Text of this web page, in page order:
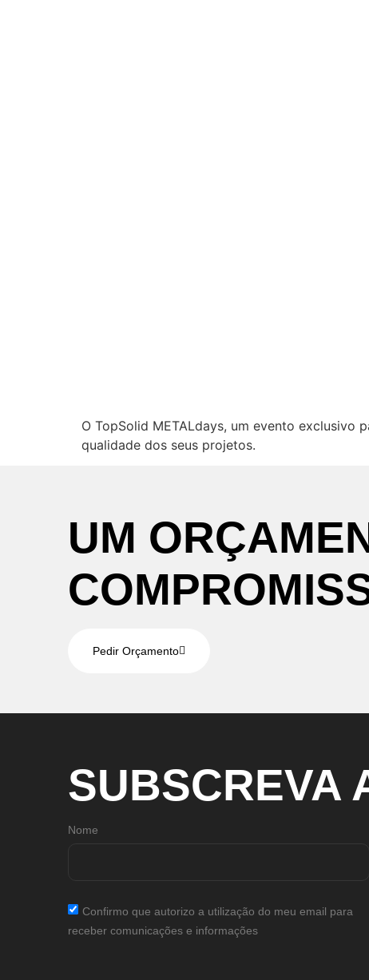
O TopSolid METALdays, um evento exclusivo
qualidade dos seus projetos.
UM
Pedir Orçamento
SUBSCREVA
Nome
Confirmo que autorizo a utilização do meu email para
receber comunicações e informações